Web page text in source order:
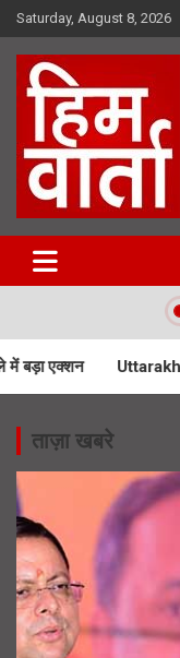
Skip
to
content
Saturday, August 8, 2026
Him Varta
Uttarakhand Kiwi
ताज़ा खबरे